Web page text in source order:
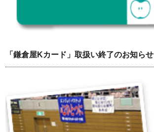
「鎌倉屋Kカード」取扱い終了のお知らせ